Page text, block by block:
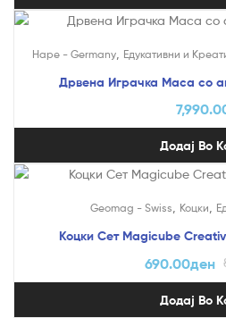
Hape - Germany Едукативни и
Дрвена Играчка Маса со
Додај Во
Geomag - Swiss, Коцки,
690.00ден
Додај Во